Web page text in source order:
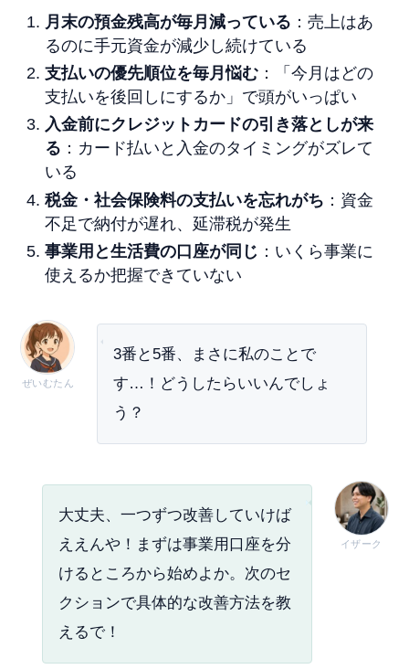
月末の預金残高が毎月減っている ：売上はあ
るのに手元資金が減少し続けている
支払いの優先順位を毎月悩む ：「今月はどの
支払いを後回しにするか」で頭がいっぱい
入金前にクレジットカードの引き落としが来
る ：カード払いと入金のタイミングがズレて
いる
税金・社会保険料の支払いを忘れがち ：資金
不足で納付が遅れ、延滞税が発生
事業用と生活費の口座が同じ ：いくら事業に
使えるか把握できていない
ぜいむたん
3番と5番、まさに私のことで
す…！どうしたらいいんでしょ
う？
イザーク
大丈夫、一つずつ改善していけば
ええんや！まずは事業用口座を分
けるところから始めよか。次のセ
クションで具体的な改善方法を教
えるで！